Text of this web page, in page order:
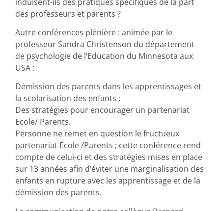
des professeurs et parents ?
Autre conférences plénière : animée par le
professeur Sandra Christenson du département
de psychologie de l’Education du Minnesota aux
USA :
Démission des parents dans les apprentissages et
la scolarisation des enfants :
Des stratégies pour encourager un partenariat
Ecole/ Parents.
Personne ne remet en question le fructueux
partenariat Ecole /Parents ; cette conférence rend
compte de celui-ci et des stratégies mises en place
sur 13 années afin d’éviter une marginalisation des
enfants en rupture avec les apprentissage et de la
démission des parents.